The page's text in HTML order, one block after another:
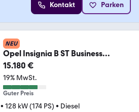
Kontakt Parken
NEU
Opel Insignia B ST Business
Matrix*Navi*HUD*Kamera*AC
15.180 €
19% MwSt.
Guter Preis
• 128 kW (174 PS) • Diesel